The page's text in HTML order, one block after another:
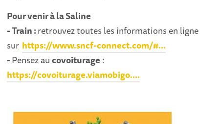
Pour venir à la Saline
- Train :retrouvez toutes les informations en ligne
sur https://www.sncf-connect.com/#...
-Pensez aucovoiturage :
https://covoiturage.viamobigo....